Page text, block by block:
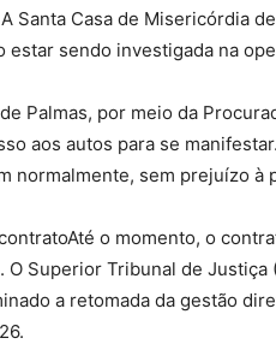
Santa Casa de Misericórdia
estar sendo investigada na
Palmas, por meio da
aos autos para se
normalmente, sem prejuízo à
o momento, o
O Superior Tribunal de
a retomada da gestão